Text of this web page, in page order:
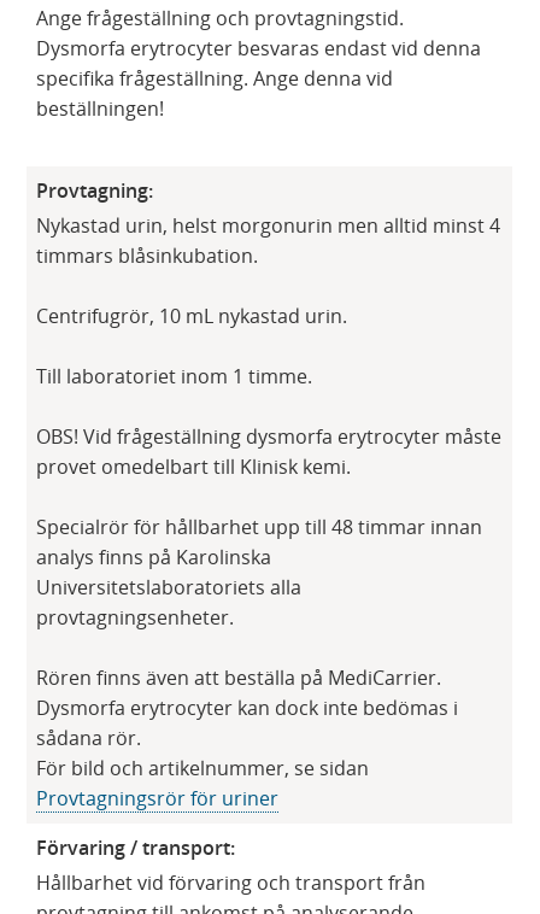
Ange frågeställning och provtagningstid.
Dysmorfa erytrocyter besvaras endast vid denna
specifika frågeställning. Ange denna vid
beställningen!
Provtagning:
Nykastad urin, helst morgonurin men alltid minst 4
timmars blåsinkubation.
Centrifugrör, 10 mL nykastad urin.
Till laboratoriet inom 1 timme.
OBS! Vid frågeställning dysmorfa erytrocyter måste
provet omedelbart till Klinisk kemi.
Specialrör för hållbarhet upp till 48 timmar innan
analys finns på Karolinska
Universitetslaboratoriets alla
provtagningsenheter.
Rören finns även att beställa på MediCarrier.
Dysmorfa erytrocyter kan dock inte bedömas i
sådana rör.
För bild och artikelnummer, se sidan
Provtagningsrör för uriner
Förvaring / transport:
Hållbarhet vid förvaring och transport från